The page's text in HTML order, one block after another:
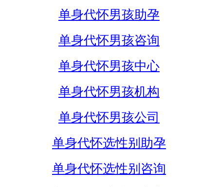
单身代怀男孩助孕
单身代怀男孩咨询
单身代怀男孩中心
单身代怀男孩机构
单身代怀男孩公司
单身代怀选性别助孕
单身代怀选性别咨询